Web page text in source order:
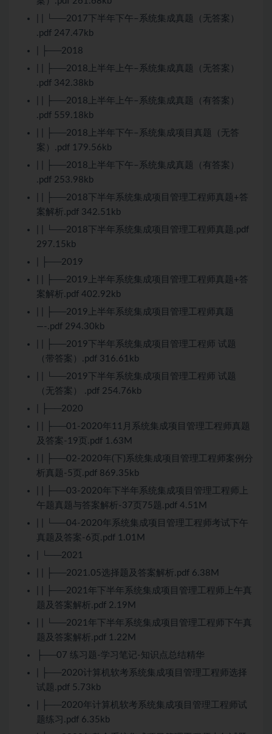
| | └──2017下半年下午–系统集成真题（无答案）
.pdf 247.47kb
| ├──2018
| | ├──2018上半年上午–系统集成真题（无答案）
.pdf 342.38kb
| | ├──2018上半年上午–系统集成真题（有答案）
.pdf 559.18kb
| | ├──2018上半年下午–系统集成项目真题（无答
案）.pdf 179.56kb
| | ├──2018上半年下午–系统集成真题（有答案）
.pdf 253.98kb
| | ├──2018下半年系统集成项目管理工程师真题+答
案解析.pdf 342.51kb
| | └──2018下半年系统集成项目管理工程师真题.pdf
297.15kb
| ├──2019
| | ├──2019上半年系统集成项目管理工程师真题+答
案解析.pdf 402.92kb
| | ├──2019上半年系统集成项目管理工程师真题
—-.pdf 294.30kb
| | ├──2019下半年系统集成项目管理工程师 试题
（带答案）.pdf 316.61kb
| | └──2019下半年系统集成项目管理工程师 试题
（无答案） .pdf 254.76kb
| ├──2020
| | ├──01-2020年11月系统集成项目管理工程师真题
及答案-19页.pdf 1.63M
| | ├──02-2020年(下)系统集成项目管理工程师案例分
析真题-5页.pdf 869.35kb
| | ├──03-2020年下半年系统集成项目管理工程师上
午题真题与答案解析-37页75题.pdf 4.51M
| | └──04-2020年系统集成项目管理工程师考试下午
真题及答案-6页.pdf 1.01M
| └──2021
| | ├──2021.05选择题及答案解析.pdf 6.38M
| | ├──2021年下半年系统集成项目管理工程师上午真
题及答案解析.pdf 2.19M
| | └──2021年下半年系统集成项目管理工程师下午真
题及答案解析.pdf 1.22M
├──07 练习题-学习笔记-知识点总结精华
| ├──2020计算机软考系统集成项目管理工程师选择
试题.pdf 5.73kb
| ├──2020年计算机软考系统集成项目管理工程师试
题练习.pdf 6.35kb